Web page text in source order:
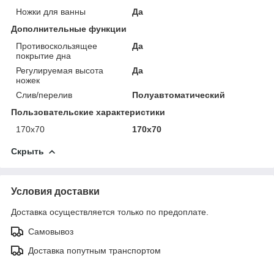
Ножки для ванны
Да
Дополнительные функции
Противоскользящее
покрытие дна
Да
Регулируемая высота
ножек
Да
Слив/перелив
Полуавтоматический
Пользовательские характеристики
170х70
170х70
Скрыть
Условия доставки
Доставка осуществляется только по предоплате.
Самовывоз
Доставка попутным транспортом